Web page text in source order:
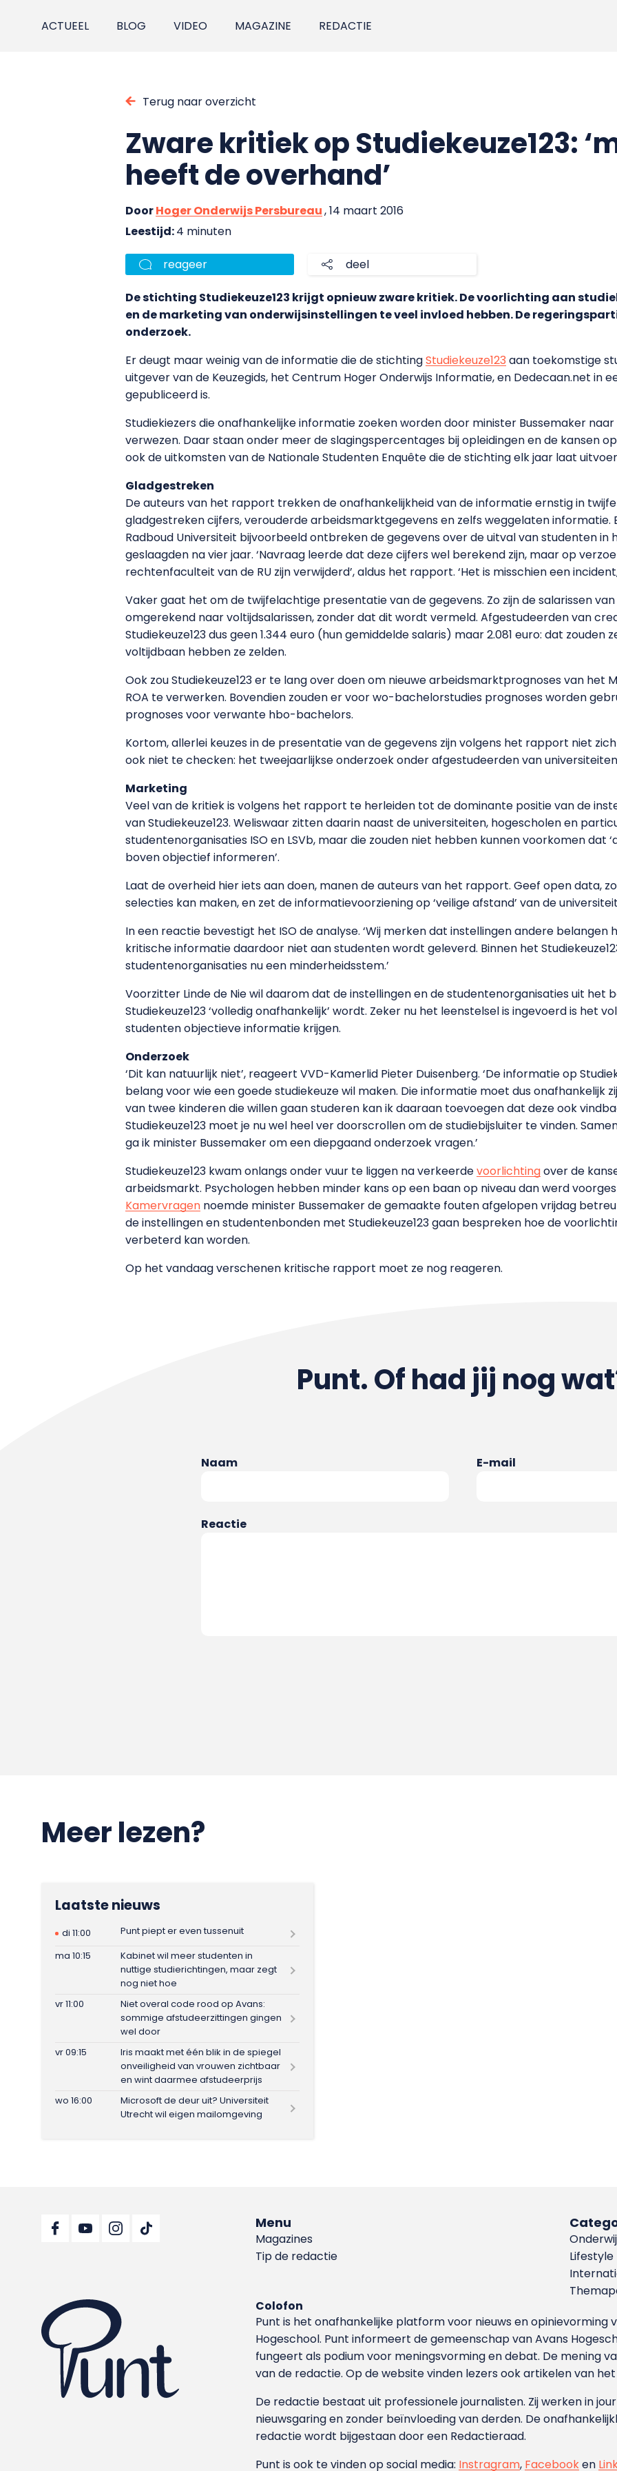
ACTUEEL BLOG VIDEO MAGAZINE REDACTIE
Terug naar overzicht
Zware kritiek op Studiekeuze123:
heeft de overhand’
DoorHoger Onderwijs Persbureau, 14 maart 2016
Leestijd:4 minuten
reageer deel
De stichting Studiekeuze123 krijgt opnieuw zware kritiek. De voorlichting aan
en de marketing van onderwijsinstellingen te veel invloed hebben. De
onderzoek.
Er deugt maar weinig van de informatie die de stichtingStudiekeuze123 aan toekomstige
uitgever van de Keuzegids, het Centrum Hoger Onderwijs Informatie, en Dedecaan.net in
gepubliceerd is.
Studiekiezers die onafhankelijke informatie zoeken worden door minister Bussemaker naar
verwezen. Daar staan onder meer de slagingspercentages bij opleidingen en de kansen
ook de uitkomsten van de Nationale Studenten Enquête die de stichting elk jaar laat
Gladgestreken
De auteurs van het rapport trekken de onafhankelijkheid van de informatie ernstig in
gladgestreken cijfers, verouderde arbeidsmarktgegevens en zelfs weggelaten informatie.
Radboud Universiteit bijvoorbeeld ontbreken de gegevens over de uitval van studenten
geslaagden na vier jaar. ‘Navraag leerde dat deze cijfers wel berekend zijn, maar op
rechtenfaculteit van de RU zijn verwijderd’, aldus het rapport. ‘Het is misschien een
Vaker gaat het om de twijfelachtige presentatie van de gegevens. Zo zijn de salarissen
omgerekend naar voltijdsalarissen, zonder dat dit wordt vermeld. Afgestudeerden van
Studiekeuze123 dus geen 1.344 euro (hun gemiddelde salaris) maar 2.081 euro: dat zouden
voltijdbaan hebben ze zelden.
Ook zou Studiekeuze123 er te lang over doen om nieuwe arbeidsmarktprognoses van het
ROA te verwerken. Bovendien zouden er voor wo-bachelorstudies prognoses worden
prognoses voor verwante hbo-bachelors.
Kortom, allerlei keuzes in de presentatie van de gegevens zijn volgens het rapport niet
ook niet te checken: het tweejaarlijkse onderzoek onder afgestudeerden van
Marketing
Veel van de kritiek is volgens het rapport te herleiden tot de dominante positie van de
van Studiekeuze123. Weliswaar zitten daarin naast de universiteiten, hogescholen en
studentenorganisaties ISO en LSVb, maar die zouden niet hebben kunnen voorkomen dat
boven objectief informeren’.
Laat de overheid hier iets aan doen, manen de auteurs van het rapport. Geef open data,
selecties kan maken, en zet de informatievoorziening op ‘veilige afstand’ van de
In een reactie bevestigt het ISO de analyse. ‘Wij merken dat instellingen andere
kritische informatie daardoor niet aan studenten wordt geleverd. Binnen het
studentenorganisaties nu een minderheidsstem.’
Voorzitter Linde de Nie wil daarom dat de instellingen en de studentenorganisaties uit het
Studiekeuze123 ‘volledig onafhankelijk’ wordt. Zeker nu het leenstelsel is ingevoerd is het
studenten objectieve informatie krijgen.
Onderzoek
‘Dit kan natuurlijk niet’, reageert VVD-Kamerlid Pieter Duisenberg. ‘De informatie op
belang voor wie een goede studiekeuze wil maken. Die informatie moet dus onafhankelijk
van twee kinderen die willen gaan studeren kan ik daaraan toevoegen dat deze ook
Studiekeuze123 moet je nu wel heel ver doorscrollen om de studiebijsluiter te vinden.
ga ik minister Bussemaker om een diepgaand onderzoek vragen.’
Studiekeuze123 kwam onlangs onder vuur te liggen na verkeerdevoorlichtingover de
arbeidsmarkt. Psychologen hebben minder kans op een baan op niveau dan werd
Kamervragen noemde minister Bussemaker de gemaakte fouten afgelopen vrijdag
de instellingen en studentenbonden met Studiekeuze123 gaan bespreken hoe de
verbeterd kan worden.
Op het vandaag verschenen kritische rapport moet ze nog reageren.
Punt. Of had jij nog
Naam E-mail
Reactie
Meer lezen?
Laatste nieuws
di 11:00
Punt piept er even tussenuit
ma 10:15
Kabinet wil meer studenten in
nuttige studierichtingen, maar zegt
nog niet hoe
vr 11:00
Niet overal code rood op Avans:
sommige afstudeerzittingen gingen
wel door
vr 09:15
Iris maakt met één blik in de spiegel
onveiligheid van vrouwen zichtbaar
en wint daarmee afstudeerprijs
wo 16:00
Microsoft de deur uit? Universiteit
Utrecht wil eigen mailomgeving
Menu
Magazines
Tip de redactie
Lifestyle
Colofon
Punt is het onafhankelijke platform voor nieuws en
Hoge­school. Punt informeert de gemeenschap van Avans
fungeert als podium voor meningsvorming en debat. De mening
van de redactie. Op de website vinden lezers ook artikelen van
De redactie bestaat uit professionele journalisten. Zij werken in
nieuwsgaring en zonder beïnvloeding van derden. De
redactie wordt bijgestaan door een Redactieraad.
Punt is ook te vinden op social media: Instragram, Facebooken